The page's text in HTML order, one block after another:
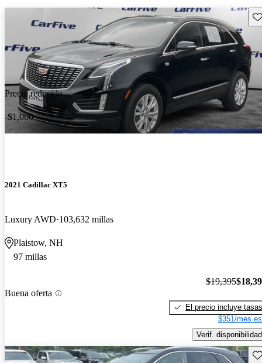
Precio reducido
-$1,000
2021 Cadillac XT5
Luxury AWD 103,632 millas
Plaistow, NH
97 millas
Buena oferta
$19,395
El precio incluye tasas
$351/mes
Verif. disponibilidad